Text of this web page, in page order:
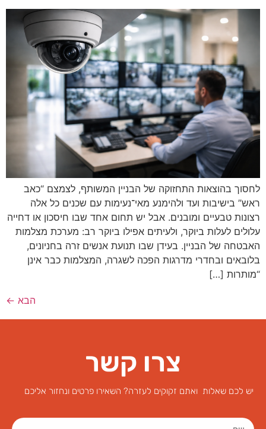
לחסוך בהוצאות התחזוקה של הבניין המשותף, לצמצם “כאב
ראש” בישיבות ועד ולהימנע מאי־נעימות עם שכנים כל אלה
רצונות טבעיים ומובנים. אבל יש תחום אחד שבו חיסכון או דחייה
עלולים לעלות ביוקר, ולעיתים אפילו ביוקר רב: מערכת מצלמות
האבטחה של הבניין. בעידן שבו תנועת אנשים זרה בחניונים,
בלובאים ובחדרי מדרגות הפכה לשגרה, המצלמות כבר אינן
“מותרות […]
הבא ←
צרו קשר
יש לכם שאלות ואתם זקוקים לעזרה? השאירו פרטים ונחזור אליכם